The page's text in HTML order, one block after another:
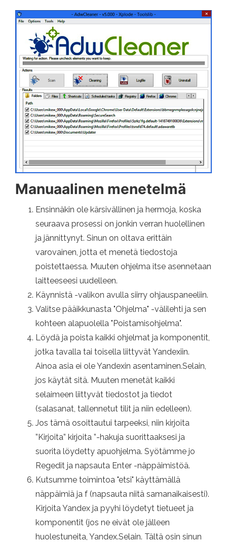
Manuaalinen menetelmä
Ensinnäkin ole kärsivällinen ja hermoja, koska
seuraava prosessi on jonkin verran huolellinen
ja jännittynyt. Sinun on oltava erittäin
varovainen, jotta et menetä tiedostoja
poistettaessa. Muuten ohjelma itse asennetaan
laitteeseesi uudelleen.
Käynnistä -valikon avulla siirry ohjauspaneeliin.
Valitse pääikkunasta "Ohjelma" -välilehti ja sen
kohteen alapuolella "Poistamisohjelma".
Löydä ja poista kaikki ohjelmat ja komponentit,
jotka tavalla tai toisella liittyvät Yandexiin.
Ainoa asia ei ole Yandexin asentaminen.Selain,
jos käytät sitä. Muuten menetät kaikki
selaimeen liittyvät tiedostot ja tiedot
(salasanat, tallennetut tilit ja niin edelleen).
Jos tämä osoittautui tarpeeksi, niin kirjoita
”Kirjoita” kirjoita ”-hakuja suorittaaksesi ja
suorita löydetty apuohjelma. Syötämme jo
Regedit ja napsauta Enter -näppäimistöä.
Kutsumme toimintoa "etsi" käyttämällä
näppäimiä ja f (napsauta niitä samanaikaisesti).
Kirjoita Yandex ja pyyhi löydetyt tietueet ja
komponentit (jos ne eivät ole jälleen
huolestuneita, Yandex.Selain. Tältä osin sinun